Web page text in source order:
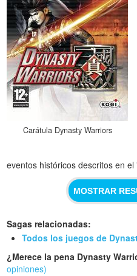
Carátula Dynasty Warriors
eventos históricos descritos en
MOSTRAR
Sagas relacionadas:
Todos los juegos de
¿Merece la pena Dynasty
opiniones)